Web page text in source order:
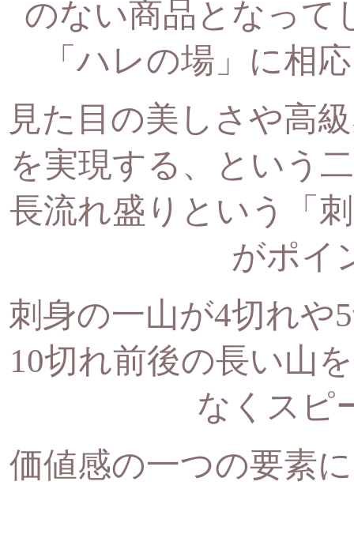
のない商品となって
「ハレの場」に相
見た目の美しさや高
を実現する、
という
長流れ盛りという「
がポイ
刺身の一山が4切れや
10切れ前後の長い山
なくスピ
価値感の一つの要素